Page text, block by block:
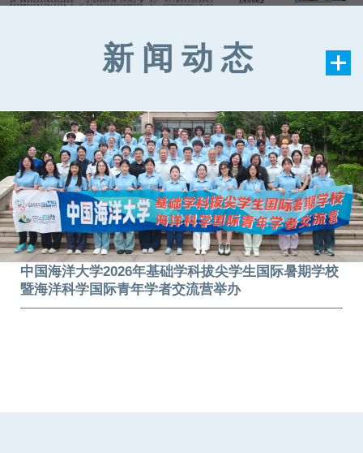
新闻动态
中国海洋大学2026年基础学科拔尖学生国际暑期学校
暨海洋科学国际青年学者交流营举办